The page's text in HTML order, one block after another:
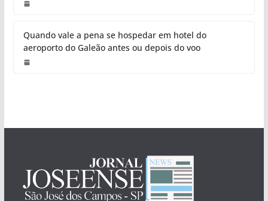
Quando vale a pena se hospedar em hotel do
aeroporto do Galeão antes ou depois do voo